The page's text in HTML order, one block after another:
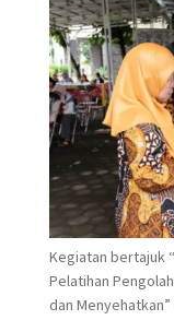
Kegiatan bertajuk
Pelatihan
dan